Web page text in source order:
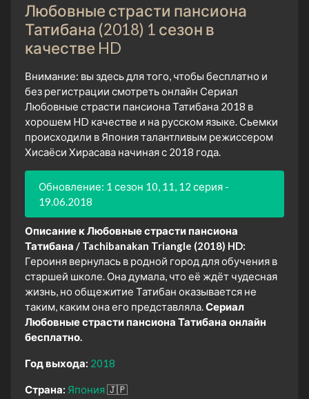
Любовные страсти пансиона
Татибана (2018) 1 сезон в
качестве HD
Внимание: вы здесь для того, чтобы бесплатно и
без регистрации смотреть онлайн Сериал
Любовные страсти пансиона Татибана 2018 в
хорошем HD качестве и на русском языке. Сьемки
происходили в Япония талантливым режиссером
Хисаёси Хирасава начиная с 2018 года.
Обновление: 1 сезон 10, 11, 12 серия -
19.06.2018
Описание к Любовные страсти пансиона
Татибана / Tachibanakan Triangle (2018) HD:
Героиня вернулась в родной город для обучения в
старшей школе. Она думала, что её ждёт чудесная
жизнь, но общежитие Татибан оказывается не
таким, каким она его представляла.Сериал
Любовные страсти пансиона Татибана онлайн
бесплатно.
Год выхода: 2018
Страна: Япония🇯🇵